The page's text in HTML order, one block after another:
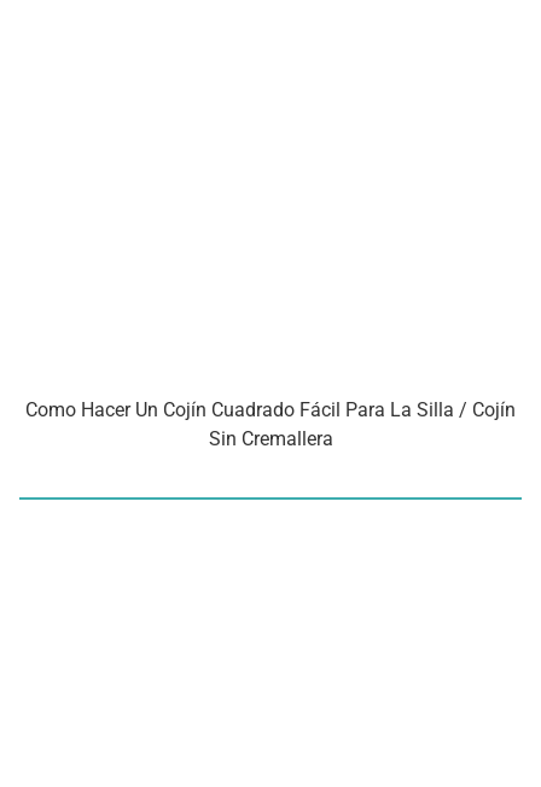
Como Hacer Un Cojín Cuadrado Fácil Para La Silla / Cojín
Sin Cremallera